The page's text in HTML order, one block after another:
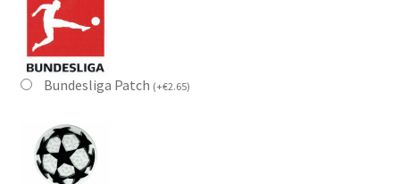
Bundesliga Patch (+€2.65)